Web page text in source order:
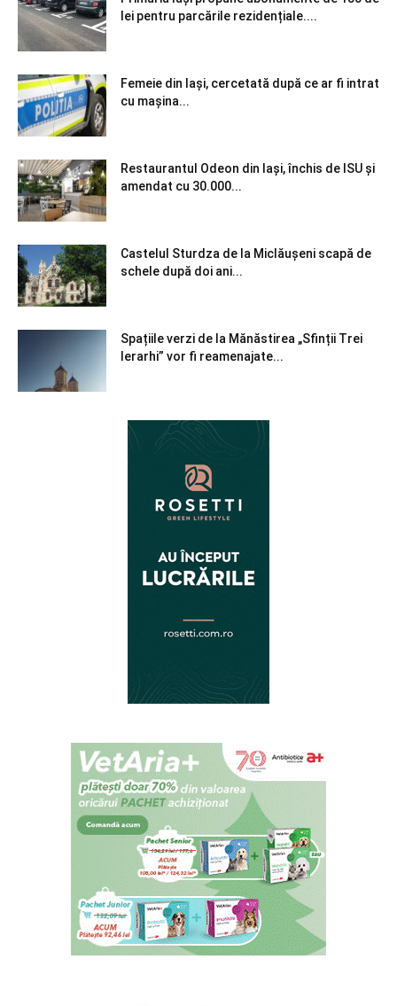
lei pentru parcările rezidențiale....
Femeie din Iași, cercetată după ce ar fi intrat
cu mașina...
Restaurantul Odeon din Iași, închis de ISU și
amendat cu 30.000...
Castelul Sturdza de la Miclăușeni scapă de
schele după doi ani...
Spațiile verzi de la Mănăstirea „Sfinții Trei
Ierarhi” vor fi reamenajate...